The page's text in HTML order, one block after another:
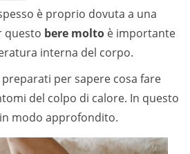
è proprio dovuta a una
questo bere molto è importante
interna del corpo.
per sapere cosa fare
del colpo di calore. In questo
modo approfondito.